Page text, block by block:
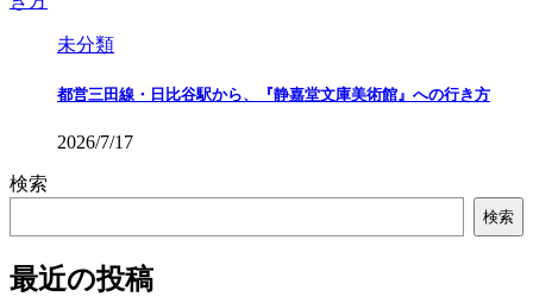
未分類
都営三田線・日比谷駅から、『静嘉堂文庫美術館』への行き方
2026/7/17
検索
検索
最近の投稿